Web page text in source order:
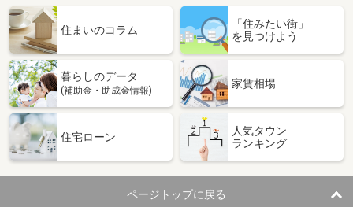
住まいのコラム
「住みたい街」
を見つけよう
暮らしのデータ
(補助金・助成金情報)
家賃相場
住宅ローン
人気タウン
ランキング
ページトップに戻る